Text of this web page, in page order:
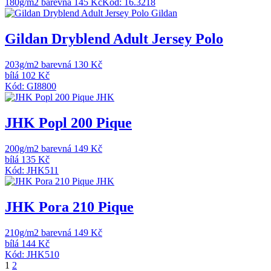
180g/m2 barevná 145 KčKód: 16.3218
Gildan
Gildan Dryblend Adult Jersey Polo
203g/m2 barevná 130 Kč
bílá 102 Kč
Kód: GI8800
JHK
JHK Popl 200 Pique
200g/m2 barevná 149 Kč
bílá 135 Kč
Kód: JHK511
JHK
JHK Pora 210 Pique
210g/m2 barevná 149 Kč
bílá 144 Kč
Kód: JHK510
1 2